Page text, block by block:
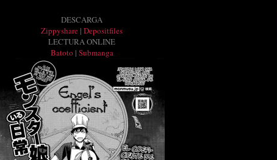
DESCARGA
Zippyshare | Depositfiles
LECTURA ONLINE
Batoto | Submanga